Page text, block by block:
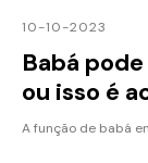
10-10-2023
Babá
ou isso é
A função de babá